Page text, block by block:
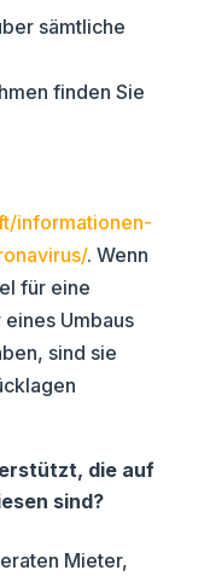
sämtliche
finden Sie
informationen-
. Wenn
für eine
Umbaus
sind sie
die auf
sind?
Mieter,